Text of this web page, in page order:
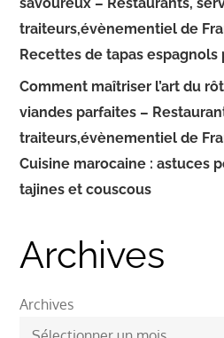
traiteurs,évènementiel de
Recettes de tapas espagnols
Comment maîtriser l’art du
viandes parfaites –
traiteurs,évènementiel de
Cuisine marocaine : astuces
tajines et couscous
Archives
Archives